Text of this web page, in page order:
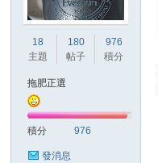
18
主題
180
帖子
976
積分
拖肥正選
積分 976
發消息